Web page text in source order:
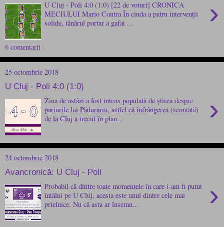
›
U Cluj - Poli 4:0 (1:0) [22 de voturi] CRONICA
MECIULUI Mario Contra În ciuda a patru intervenții
solide, tânărul portar a gafat ...
6 comentarii :
25 octombrie 2018
U Cluj - Poli 4:0 (1:0)
›
Ziua de astăzi a fost intens populată de știrea despre
pariurile lui Pădurariu, astfel că înfrângerea (scontată)
de la Cluj a trecut în plan...
24 octombrie 2018
Avancronică: U Cluj - Poli
›
Probabil că dintre toate momentele în care i-am fi putut
întâlni pe U Cluj, acesta este unul dintre cele mai
prielnice. Nu că asta ar însemn...